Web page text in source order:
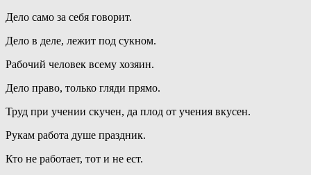
Дело само за себя говорит.
Дело в деле, лежит под сукном.
Рабочий человек всему хозяин.
Дело право, только гляди прямо.
Труд при учении скучен, да плод от учения вкусен.
Рукам работа душе праздник.
Кто не работает, тот и не ест.